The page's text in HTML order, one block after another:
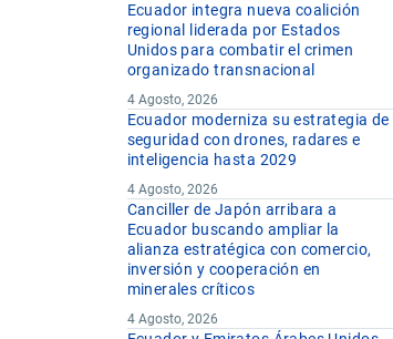
Ecuador integra nueva coalición
regional liderada por Estados
Unidos para combatir el crimen
organizado transnacional
4 Agosto, 2026
Ecuador moderniza su estrategia de
seguridad con drones, radares e
inteligencia hasta 2029
4 Agosto, 2026
Canciller de Japón arribara a
Ecuador buscando ampliar la
alianza estratégica con comercio,
inversión y cooperación en
minerales críticos
4 Agosto, 2026